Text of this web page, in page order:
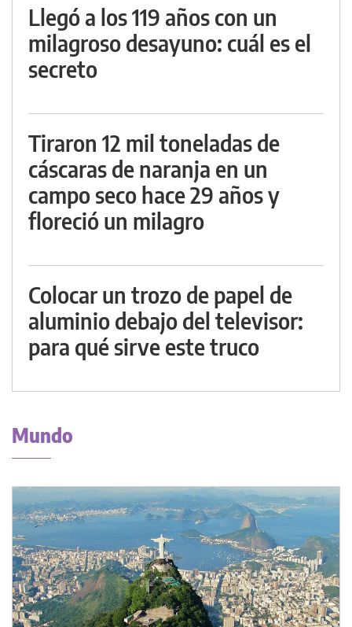
Llegó a los 119 años con un
milagroso desayuno: cuál es el
secreto
Tiraron 12 mil toneladas de
cáscaras de naranja en un
campo seco hace 29 años y
floreció un milagro
Colocar un trozo de papel de
aluminio debajo del televisor:
para qué sirve este truco
Mundo